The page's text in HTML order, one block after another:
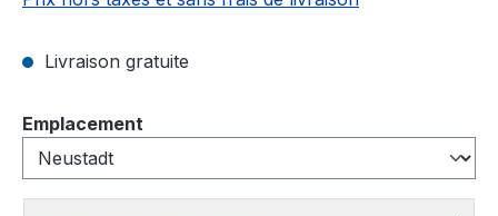
Livraison gratuite
Sélectionnez
Emplacement